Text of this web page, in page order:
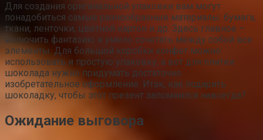
Для создания оригинальной упаковки вам могут
понадобиться самые разнообразные материалы: бумага,
ткани, ленточки, цветной картон и др. Здесь главное –
включить фантазию и умело сочетать между собой все
элементы. Для большой коробки конфет можно
использовать и простую упаковку, а вот для плитки
шоколада нужно придумать достаточно
изобретательное оформление. Итак, как подарить
шоколадку, чтобы этот презент запомнился навсегда?
Ожидание выговора